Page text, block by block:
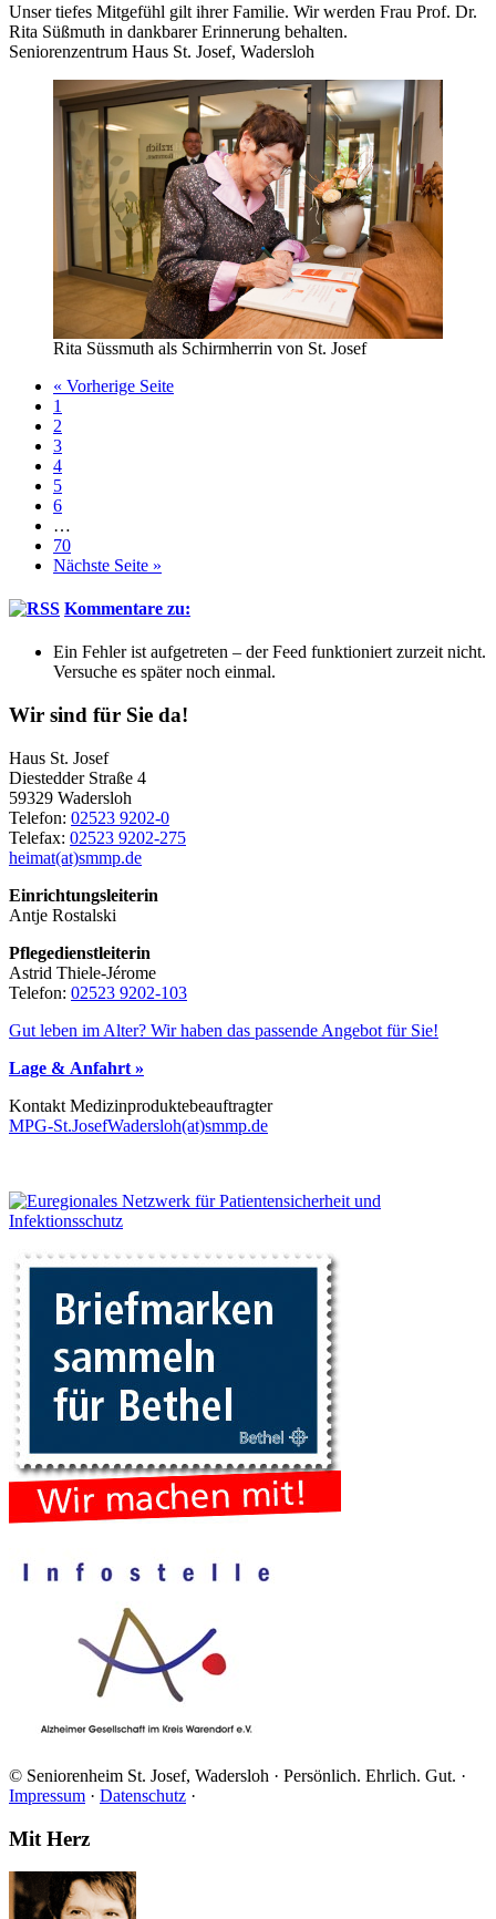
Unser tiefes Mitgefühl gilt ihrer Familie. Wir werden Frau Prof. Dr.
Rita Süßmuth in dankbarer Erinnerung behalten.
Seniorenzentrum Haus St. Josef, Wadersloh
Rita Süssmuth als Schirmherrin von St. Josef
« Vorherige Seiteaufrufen
Seite
1
Seite
2
Seite
3
Seite
4
Seite
5
Seite
6
Zwischenseiten
…
Seite
70
Nächste Seite aufrufen
»
Kommentare zu:
Ein Fehler ist aufgetreten – der Feed funktioniert zurzeit nicht.
Versuche es später noch einmal.
Seitenspalte
Wir sind für Sie da!
Haus St. Josef
Diestedder Straße 4
59329 Wadersloh
Telefon: 02523 9202-0
Telefax: 02523 9202-275
heimat(at)smmp.de
Einrichtungsleiterin
Antje Rostalski
Pflegedienstleiterin
Astrid Thiele-Jérome
Telefon: 02523 9202-103
Gut leben im Alter? Wir haben das passende Angebot für Sie!
Lage & Anfahrt »
Kontakt Me­di­zin­pro­duk­te­be­auf­trag­ter
MPG-St.JosefWadersloh(at)smmp.de
© Seniorenheim St. Josef, Wadersloh · Persönlich. Ehrlich. Gut. ·
Impressum · Datenschutz ·
Footer
Mit Herz